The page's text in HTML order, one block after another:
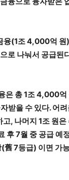
(1조 4,000억
로 나눠서 공급된
총 1조 4,000억
받을 수 있다. 어
, 나머지 1조 원
후 7월 중 공급 예
7등급) 이면 가